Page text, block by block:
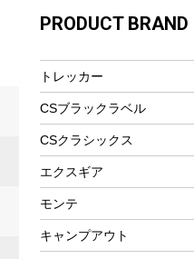
燃料・着火剤・炭
マグカップ、カップ
フードボトル
コーヒー&ミル
トレー
ランチョンマット
ランチボックス
ピクニックセット
レイン
ツール、他
ヘルメット
アクセサリー
自転車用アクセサリー
自転車ウェア
テント
フローティングベスト
ヘルメット
エアーポンプ
ウィンター
防寒ウェア
湯たんぽ
PRODUCT BRAND
トレッカー
CSブラックラベル
CSクラシックス
エクスギア
モンテ
キャンプアウト